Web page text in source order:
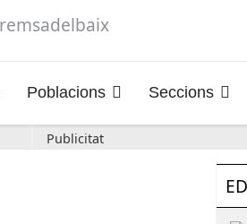
Poblacions Seccions
Publicitat